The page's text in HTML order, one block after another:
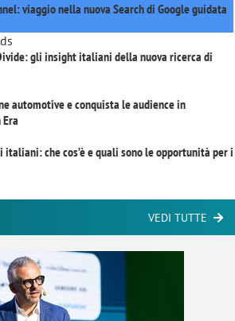
viaggio nella nuova Search di Google guidata
gli insight italiani della nuova ricerca di
automotive e conquista le audience in
italiani: che cos’è e quali sono le opportunità per i
VEDI TUTTE